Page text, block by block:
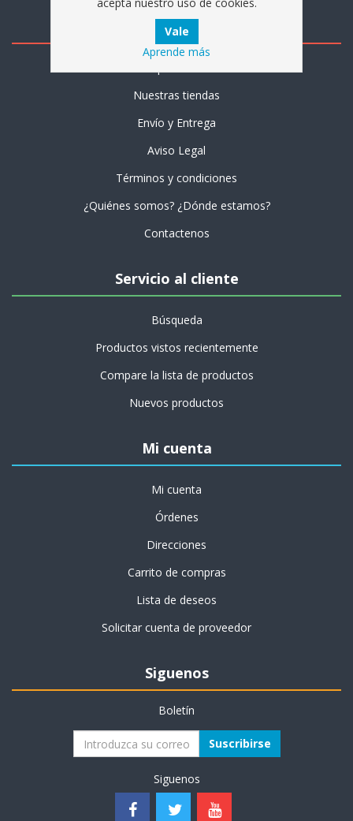
Información
Nuestras tiendas
Envío y Entrega
Aviso Legal
Términos y condiciones
¿Quiénes somos? ¿Dónde estamos?
Contactenos
Servicio al cliente
Búsqueda
Productos vistos recientemente
Compare la lista de productos
Nuevos productos
Mi cuenta
Mi cuenta
Órdenes
Direcciones
Carrito de compras
Lista de deseos
Solicitar cuenta de proveedor
Siguenos
Boletín
Suscribirse
Siguenos
Aprende más